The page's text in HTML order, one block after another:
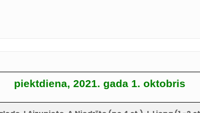
piektdiena, 2021. gada 1. oktobris